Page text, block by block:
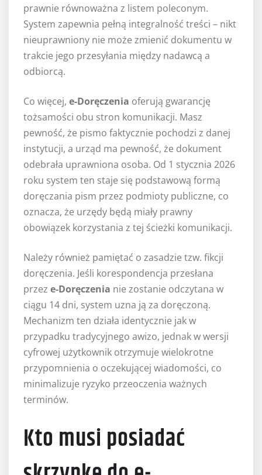
prawnie równoważna z listem poleconym.
System zapewnia pełną integralność treści – nikt
nieuprawniony nie może zmienić dokumentu w
trakcie jego przesyłania między nadawcą a
odbiorcą.
Co więcej, e-Doręczenia oferują gwarancję
tożsamości obu stron komunikacji. Masz
pewność, że pismo faktycznie pochodzi z danej
instytucji, a urząd ma pewność, że dokument
odebrała uprawniona osoba. Od 1 stycznia 2026
roku system ten staje się podstawową formą
doręczania pism przez podmioty publiczne, co
oznacza, że urzędy będą miały prawny
obowiązek korzystania z tej ścieżki komunikacji.
Należy również pamiętać o zasadzie tzw. fikcji
doręczenia. Jeśli korespondencja przesłana
przez e-Doręczenia nie zostanie odczytana w
ciągu 14 dni, system uzna ją za doręczoną.
Mechanizm ten działa identycznie jak w
przypadku tradycyjnego awizo, jednak w wersji
cyfrowej użytkownik otrzymuje wielokrotne
przypomnienia o oczekującej wiadomości, co
minimalizuje ryzyko przeoczenia ważnych
terminów.
Kto musi posiadać